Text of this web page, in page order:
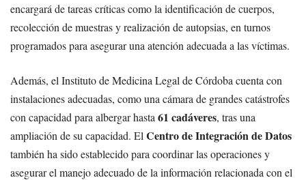
encargará de tareas críticas como la identificación de cuerpos,
recolección de muestras y realización de autopsias, en turnos
programados para asegurar una atención adecuada a las víctimas.
Además, el Instituto de Medicina Legal de Córdoba cuenta con
instalaciones adecuadas, como una cámara de grandes catástrofes
con capacidad para albergar hasta 61 cadáveres, tras una
ampliación de su capacidad. El Centro de Integración de Datos
también ha sido establecido para coordinar las operaciones y
asegurar el manejo adecuado de la información relacionada con el